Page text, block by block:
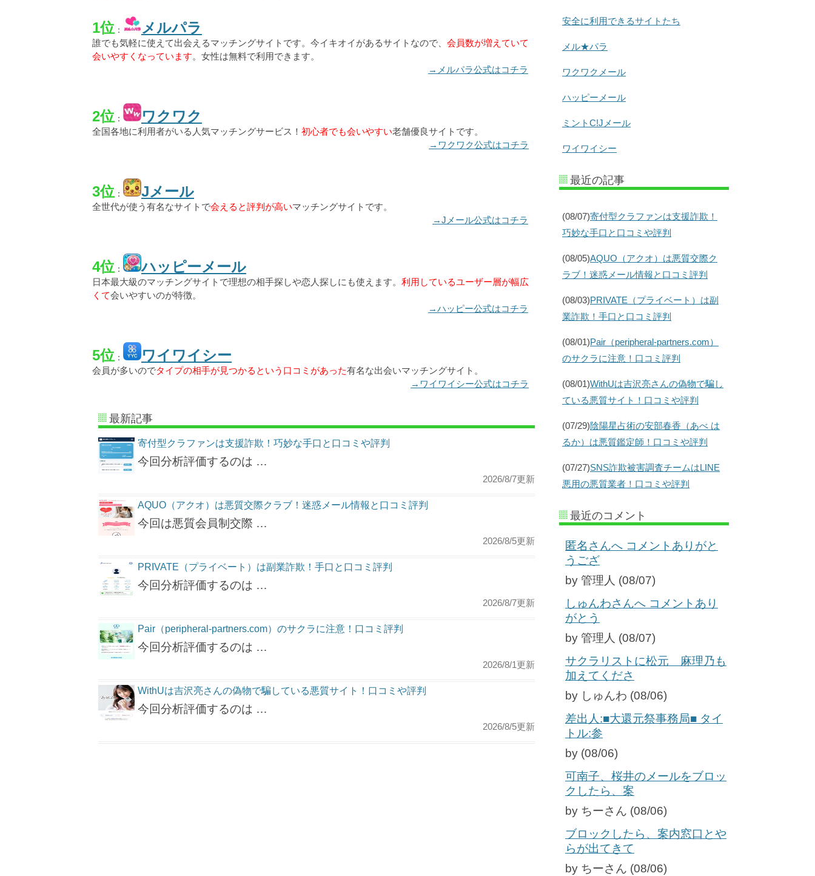
1位 ： メルパラ
誰でも気軽に使えて出会えるマッチングサイトです。今イキオイがあるサイトなので、 会員数が増えていて
会いやすくなっています。女性は無料で利用できます。
→メルパラ公式はコチラ
2位 ： ワクワク
全国各地に利用者がいる人気マッチングサービス！ 初心者でも会いやすい老舗優良サイトです。
→ワクワク公式はコチラ
3位 ： Jメール
全世代が使う有名なサイトで会えると評判が高いマッチングサイトです。
→Jメール公式はコチラ
4位 ： ハッピーメール
日本最大級のマッチングサイトで理想の相手探しや恋人探しにも使えます。 利用しているユーザー層が幅広
くて会いやすいのが特徴。
→ハッピー公式はコチラ
5位 ： ワイワイシー
会員が多いのでタイプの相手が見つかるという口コミがあった有名な出会いマッチングサイト。
→ワイワイシー公式はコチラ
最新記事
寄付型クラファンは支援詐欺！巧妙な手口と口コミや評判
今回分析評価するのは …
2026/8/7更新
AQUO（アクオ）は悪質交際クラブ！迷惑メール情報と口コミ評判
今回は悪質会員制交際 …
2026/8/5更新
PRIVATE（プライベート）は副業詐欺！手口と口コミ評判
今回分析評価するのは …
2026/8/7更新
Pair（peripheral-partners.com）のサクラに注意！口コミ評判
今回分析評価するのは …
2026/8/1更新
WithUは吉沢亮さんの偽物で騙している悪質サイト！口コミや評判
今回分析評価するのは …
2026/8/5更新
安全に利用できるサイトたち
メル★パラ
ワクワクメール
ハッピーメール
ミントC!Jメール
ワイワイシー
最近の記事
(08/07)寄付型クラファンは支援詐欺！
巧妙な手口と口コミや評判
(08/05)AQUO（アクオ）は悪質交際ク
ラブ！迷惑メール情報と口コミ評判
(08/03)PRIVATE（プライベート）は副
業詐欺！手口と口コミ評判
(08/01)Pair（peripheral-partners.com）
のサクラに注意！口コミ評判
(08/01)WithUは吉沢亮さんの偽物で騙し
ている悪質サイト！口コミや評判
(07/29)陰陽星占術の安部春香（あべ は
るか）は悪質鑑定師！口コミや評判
(07/27)SNS詐欺被害調査チームはLINE
悪用の悪質業者！口コミや評判
最近のコメント
匿名さんへ コメントありがと
うござ
by 管理人 (08/07)
しゅんわさんへ コメントあり
がとう
by 管理人 (08/07)
サクラリストに松元 麻理乃も
加えてくださ
by しゅんわ (08/06)
差出人:■大還元祭事務局■ タイ
トル:参
by (08/06)
可南子、桜井のメールをブロッ
クしたら、案
by ちーさん (08/06)
ブロックしたら、案内窓口とや
らが出てきて
by ちーさん (08/06)